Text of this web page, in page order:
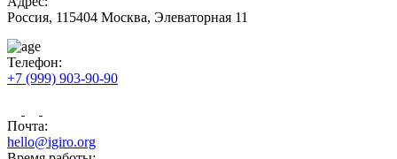
Россия, 115404 Москва, Элеваторная 11
Телефон:
+7 (999) 903-90-90
Почта:
hello@igiro.org